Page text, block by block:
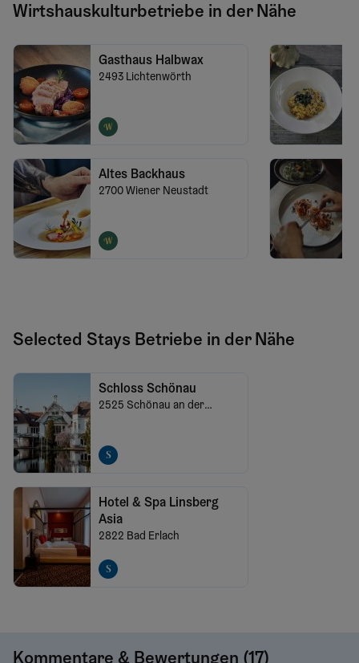
Wirtshauskulturbetriebe in der Nähe
Gasthaus Halbwax
2493 Lichtenwörth
Altes Backhaus
2700 Wiener Neustadt
Selected Stays Betriebe in der Nähe
Schloss Schönau
2525 Schönau an der
Hotel & Spa Linsberg
Asia
2822 Bad Erlach